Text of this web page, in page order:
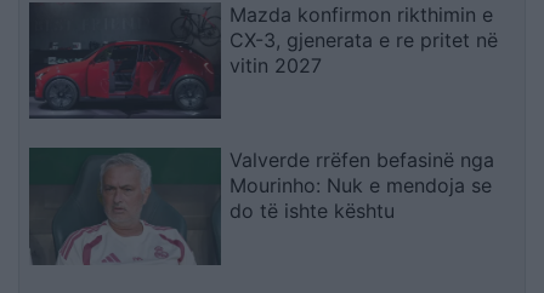
Mazda konfirmon rikthimin e
CX-3, gjenerata e re pritet në
vitin 2027
Valverde rrëfen befasinë nga
Mourinho: Nuk e mendoja se
do të ishte kështu